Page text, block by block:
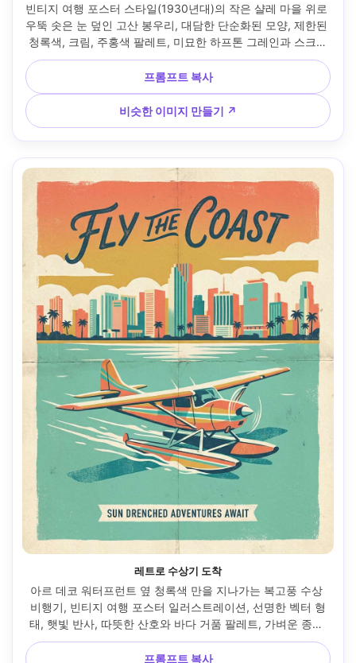
빈티지 여행 포스터 스타일(1930년대)의 작은 샬레 마을 위로
우뚝 솟은 눈 덮인 고산 봉우리, 대담한 단순화된 모양, 제한된
청록색, 크림, 주홍색 팔레트, 미묘한 하프톤 그레인과 스크린
프린트 질감, 오래된 종이 가장자리, 헤드라인 텍스트를 위해
예약된 넓은 빈 하늘 영역, "alpine ESCAPE"라고 적힌 현대적
인 세리프 문자 플레이스홀더, 깨끗한 테두리, 고해상도 프린
트 룩, CMYK 친화적인 색상, 85mm 렌즈, 얕은 피사계 심도,
부드러운 영화 조명 --ar 4:5
프롬프트 복사
비슷한 이미지 만들기 ↗
레트로 수상기 도착
아르 데코 워터프런트 옆 청록색 만을 지나가는 복고풍 수상
비행기, 빈티지 여행 포스터 일러스트레이션, 선명한 벡터 형
태, 햇빛 반사, 따뜻한 산호와 바다 거품 팔레트, 가벼운 종이
접힘 자국, 목적지 엽서 분위기, 상단에 제목을 위한 공간, 하단
에 작은 태그라인, 손으로 쓴 타이포그래피 플레이스홀더
프롬프트 복사